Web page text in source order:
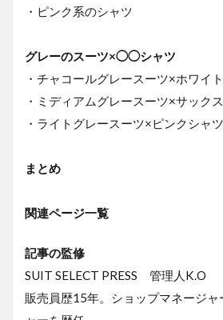
1.1.3
系のシ
グレ
ーの
×◯◯
チャコ
ールグ
レース
ーツ×ホ
ワイト
・ピンク系のシャツ
グレーのスーツ×◯◯シャツ
・チャコールグレースーツ×ホワイ
・ミディアムグレースーツ×サック
・ライトグレースーツ×ピンクシャツ
まとめ
関連ページ一覧
記事の監修
SUIT SELECT PRESS 管理人K.O
販売員歴15年。ショップマネージャ